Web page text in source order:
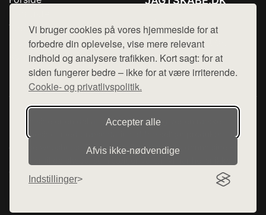
Vi bruger cookies på vores hjemmeside for at
forbedre din oplevelse, vise mere relevant
indhold og analysere trafikken. Kort sagt: for at
siden fungerer bedre – ikke for at være irriterende.
Cookie- og privatlivspolitik.
Accepter alle
Afvis ikke‑nødvendige
Indstillinger
Top Rabatter
Blog
Kontakt
Mail: hej@want.dk
Cookie- og privatlivspolitik
Denne side er en del af want.dk, der udgiver en række
hjemmesider med præsentation af forskellige produkter fra
diverse webshops. Der sælges ikke varer fra denne side - vi
henviser til de shops, som sælger varen. Vi har heller ikke
varerne på lager.